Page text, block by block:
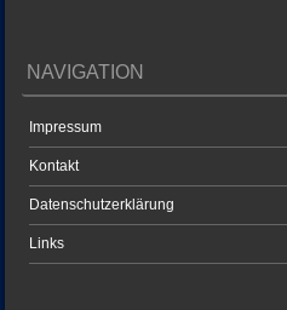
NAVIGATION
Impressum
Kontakt
Datenschutzerklärung
Links